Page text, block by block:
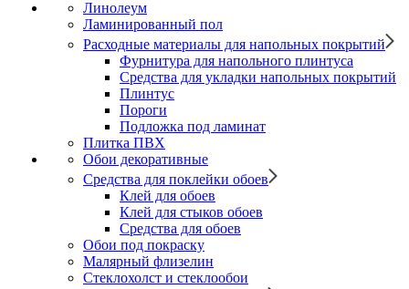
Линолеум
Ламинированный пол
Расходные материалы для напольных покрытий
Фурнитура для напольного плинтуса
Средства для укладки напольных покрытий
Плинтус
Пороги
Подложка под ламинат
Плитка ПВХ
Обои декоративные
Средства для поклейки обоев
Клей для обоев
Клей для стыков обоев
Средства для обоев
Обои под покраску
Малярный флизелин
Стеклохолст и стеклообои